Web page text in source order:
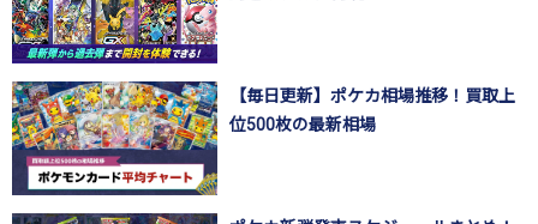
【毎日更新】ポケカ相場推移！買取上
位500枚の最新相場